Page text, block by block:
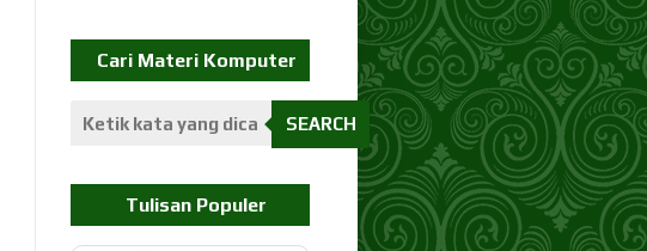
Cari Materi Komputer
SEARCH
Tulisan Populer